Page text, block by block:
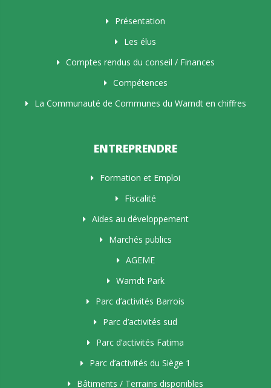
Présentation
Les élus
Comptes rendus du conseil / Finances
Compétences
La Communauté de Communes du Warndt en chiffres
ENTREPRENDRE
Formation et Emploi
Fiscalité
Aides au développement
Marchés publics
AGEME
Warndt Park
Parc d’activités Barrois
Parc d’activités sud
Parc d’activités Fatima
Parc d’activités du Siège 1
Bâtiments / Terrains disponibles